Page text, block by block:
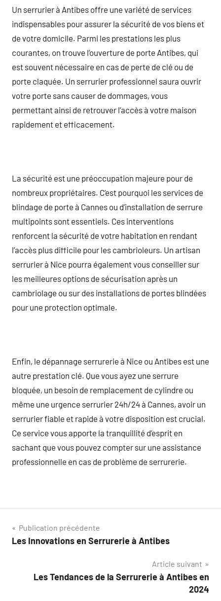
Un serrurier à Antibes offre une variété de services
indispensables pour assurer la sécurité de vos biens et
de votre domicile. Parmi les prestations les plus
courantes, on trouve l’ouverture de porte Antibes, qui
est souvent nécessaire en cas de perte de clé ou de
porte claquée. Un serrurier professionnel saura ouvrir
votre porte sans causer de dommages, vous
permettant ainsi de retrouver l’accès à votre maison
rapidement et efficacement.
La sécurité est une préoccupation majeure pour de
nombreux propriétaires. C’est pourquoi les services de
blindage de porte à Cannes ou d’installation de serrure
multipoints sont essentiels. Ces interventions
renforcent la sécurité de votre habitation en rendant
l’accès plus difficile pour les cambrioleurs. Un artisan
serrurier à Nice pourra également vous conseiller sur
les meilleures options de sécurisation après un
cambriolage ou sur des installations de portes blindées
pour une protection optimale.
Enfin, le dépannage serrurerie à Nice ou Antibes est une
autre prestation clé. Que vous ayez une serrure
bloquée, un besoin de remplacement de cylindre ou
même une urgence serrurier 24h/24 à Cannes, avoir un
serrurier fiable et rapide à votre disposition est crucial.
Ce service vous apporte la tranquillité d’esprit en
sachant que vous pouvez compter sur une assistance
professionnelle en cas de problème de serrurerie.
Navigation
de
Publication précédente
Les Innovations en Serrurerie à Antibes
Article suivant
Les Tendances de la Serrurerie à Antibes en
2024